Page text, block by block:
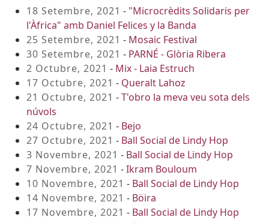
18 Setembre, 2021 - "Microcrèdits Solidaris per
l'Àfrica" amb Daniel Felices y la Banda
25 Setembre, 2021 - Mosaic Festival
30 Setembre, 2021 - PARNÉ - Glòria Ribera
2 Octubre, 2021 - Mix - Laia Estruch
17 Octubre, 2021 - Queralt Lahoz
21 Octubre, 2021 -T'obro la meva veu sota dels
núvols
24 Octubre, 2021 - Bejo
27 Octubre, 2021 - Ball Social de Lindy Hop
3 Novembre, 2021 - Ball Social de Lindy Hop
7 Novembre, 2021 -Ikram Bouloum
10 Novembre, 2021 - Ball Social de Lindy Hop
14 Novembre, 2021 - Böira
17 Novembre, 2021 - Ball Social de Lindy Hop